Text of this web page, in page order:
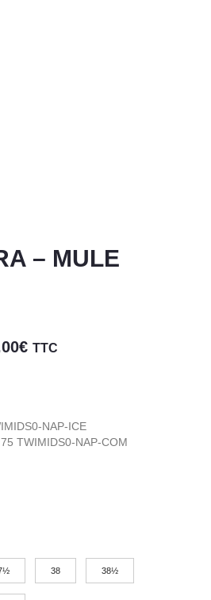
– MULE
€ TTC
NAP-ICE
TWIMIDS0-NAP-COM
38 38½